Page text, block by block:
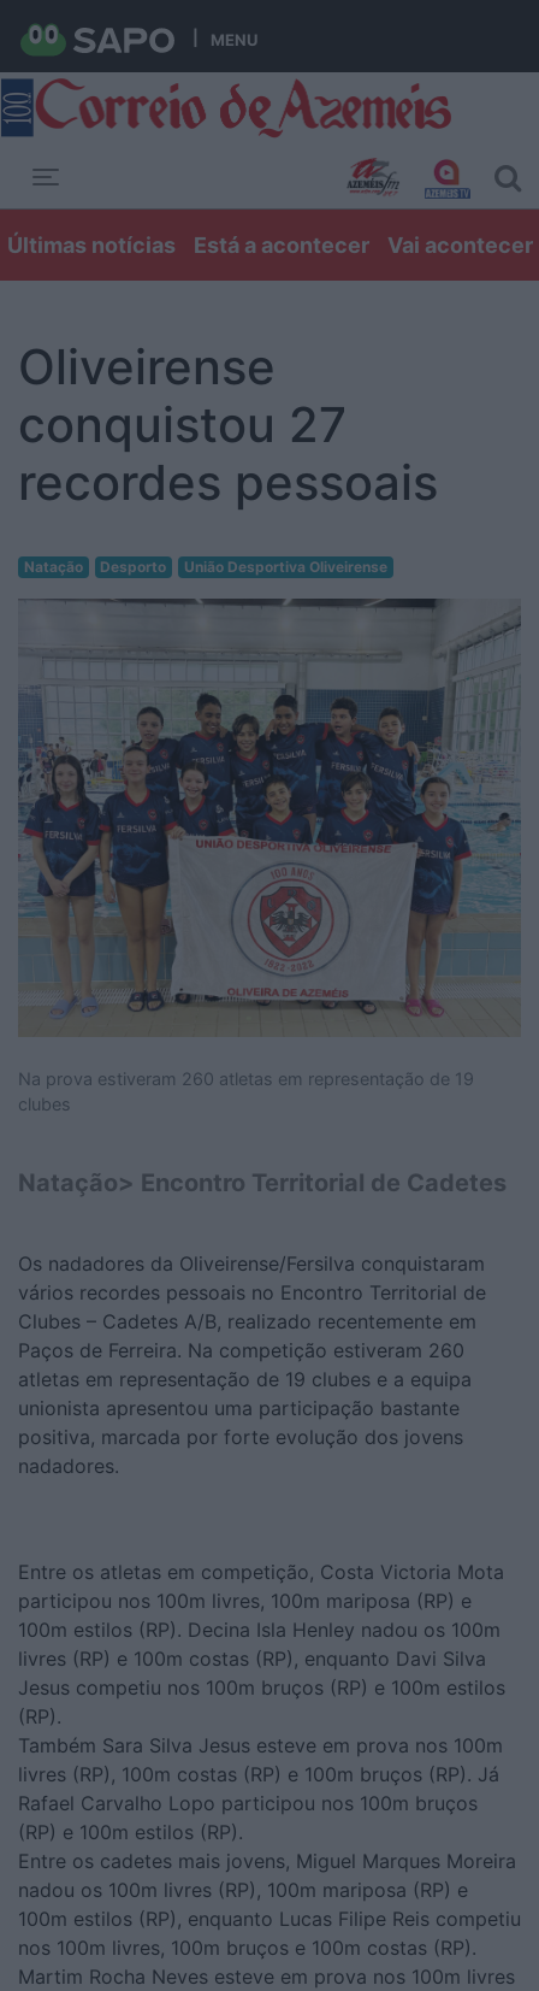
MENU
Últimas notícias Está a acontecer Vai acontecer
Oliveirense
conquistou 27
recordes pessoais
Natação Desporto União Desportiva Oliveirense
Na prova estiveram 260 atletas em representação de 19
clubes
Natação> Encontro Territorial de Cadetes
Os nadadores da Oliveirense/Fersilva conquistaram
vários recordes pessoais no Encontro Territorial de
Clubes – Cadetes A/B, realizado recentemente em
Paços de Ferreira. Na competição estiveram 260
atletas em representação de 19 clubes e a equipa
unionista apresentou uma participação bastante
positiva, marcada por forte evolução dos jovens
nadadores.
Entre os atletas em competição, Costa Victoria Mota
participou nos 100m livres, 100m mariposa (RP) e
100m estilos (RP). Decina Isla Henley nadou os 100m
livres (RP) e 100m costas (RP), enquanto Davi Silva
Jesus competiu nos 100m bruços (RP) e 100m estilos
(RP).
Também Sara Silva Jesus esteve em prova nos 100m
livres (RP), 100m costas (RP) e 100m bruços (RP). Já
Rafael Carvalho Lopo participou nos 100m bruços
(RP) e 100m estilos (RP).
Entre os cadetes mais jovens, Miguel Marques Moreira
nadou os 100m livres (RP), 100m mariposa (RP) e
100m estilos (RP), enquanto Lucas Filipe Reis competiu
nos 100m livres, 100m bruços e 100m costas (RP).
Martim Rocha Neves esteve em prova nos 100m livres